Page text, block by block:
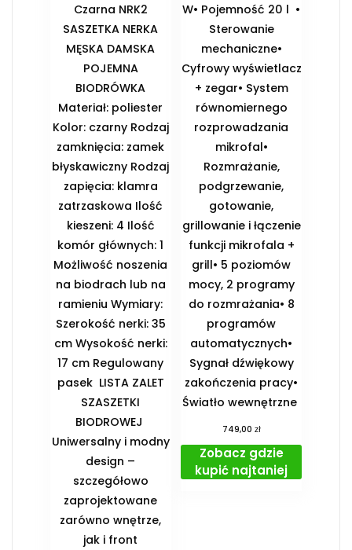
Czarna NRK2
SASZETKA NERKA
MĘSKA DAMSKA
POJEMNA
BIODRÓWKA
Materiał: poliester
Kolor: czarny Rodzaj
zamknięcia: zamek
błyskawiczny Rodzaj
zapięcia: klamra
zatrzaskowa Ilość
kieszeni: 4 Ilość
komór głównych: 1
Możliwość noszenia
na biodrach lub na
ramieniu Wymiary:
Szerokość nerki: 35
cm Wysokość nerki:
17 cm Regulowany
pasek ️ LISTA ZALET
SZASZETKI
BIODROWEJ ️
Uniwersalny i modny
design –
szczegółowo
zaprojektowane
zarówno wnętrze,
jak i front
W• Pojemność 20 l •
Sterowanie
mechaniczne•
Cyfrowy wyświetlacz
+ zegar• System
równomiernego
rozprowadzania
mikrofal•
Rozmrażanie,
podgrzewanie,
gotowanie,
grillowanie i łączenie
funkcji mikrofala +
grill• 5 poziomów
mocy, 2 programy
do rozmrażania• 8
programów
automatycznych•
Sygnał dźwiękowy
zakończenia pracy•
Światło wewnętrzne
749,00 zł
Zobacz gdzie
kupić najtaniej